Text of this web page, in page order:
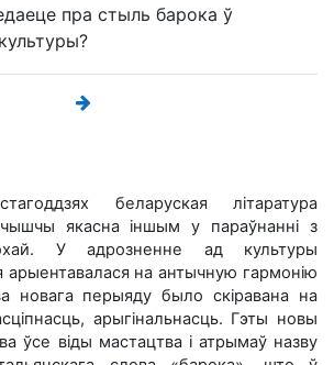
пра стыль барока ў
беларуская літаратура
якасна іншым у параўнанні з
У адрозненне ад культуры
на антычную гармонію
новага перыяду было скіравана на
арыгінальнасць. Гэты новы
ўсе віды мастацтва і атрымаў назву